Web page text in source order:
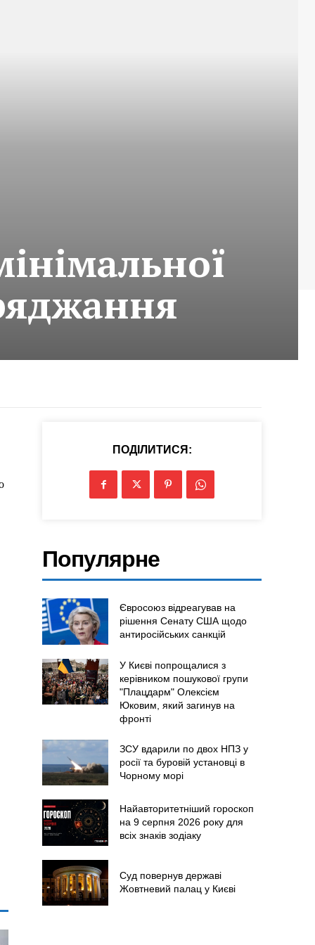
ПОДІЛИТИСЯ:
Популярне
Євросоюз відреагував на
рішення Сенату США щодо
антиросійських санкцій
У Києві попрощалися з
керівником пошукової групи
"Плацдарм" Олексієм
Юковим, який загинув на
фронті
ЗСУ вдарили по двох НПЗ у
росії та буровій установці в
Чорному морі
Найавторитетніший гороскоп
на 9 серпня 2026 року для
всіх знаків зодіаку
Суд повернув державі
Жовтневий палац у Києві